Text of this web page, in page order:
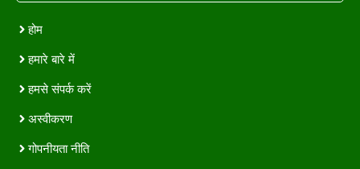
होम
हमारे बारे में
हमसे संपर्क करें
अस्वीकरण
गोपनीयता नीति